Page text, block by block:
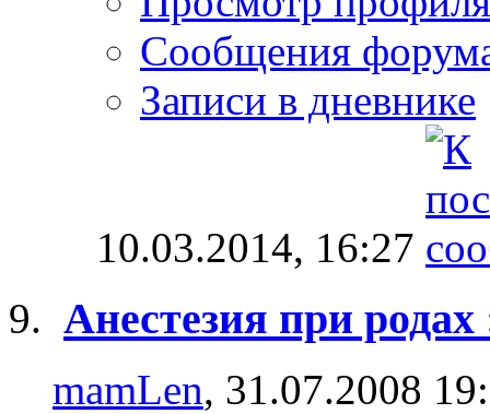
Сообщения
Записи в дневнике
10.03.2014, 16:27
Анестезия при
mamLen, 31.07.2008